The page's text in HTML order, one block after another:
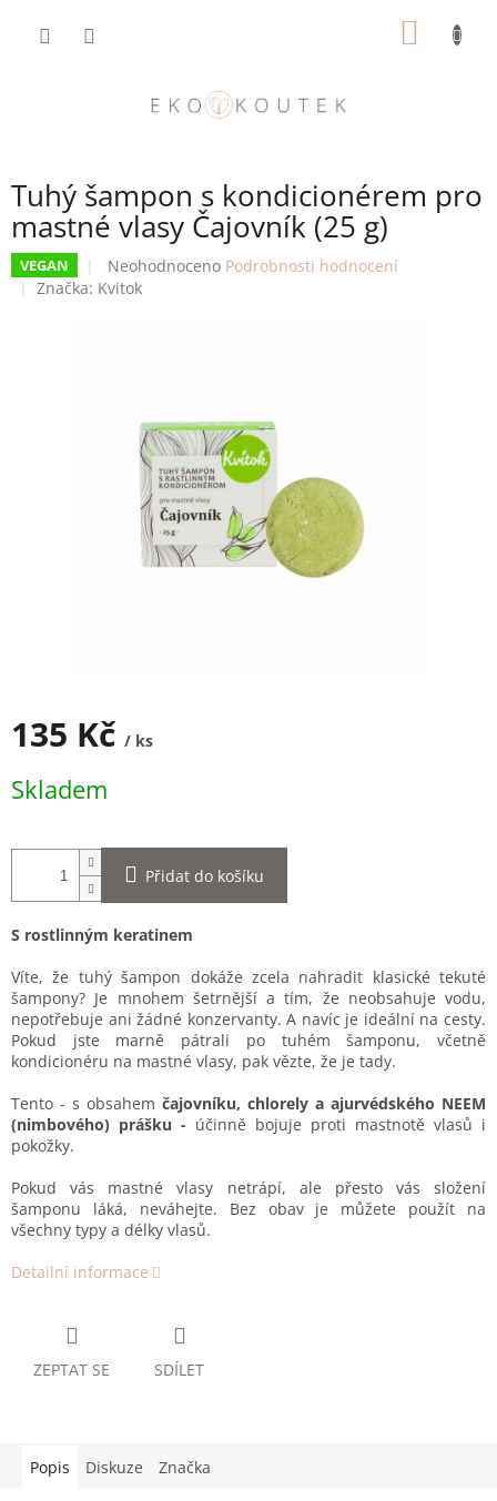
Tuhý šampon s kondicionérem pro
mastné vlasy Čajovník (25 g)
VEGAN
Průměrné
hodnocení
Neohodnoceno Podrobnosti hodnocení
Značka: Kvitok
135 Kč / ks
cena:
Skladem
Přidat do košíku
S rostlinným keratinem
Víte, že tuhý šampon dokáže zcela nahradit klasické tekuté
šampony? Je mnohem šetrnější a tím, že neobsahuje vodu,
nepotřebuje ani žádné konzervanty. A navíc je ideální na cesty.
Pokud jste marně pátrali po tuhém šamponu, včetně
kondicionéru na mastné vlasy, pak vězte, že je tady.
Tento - s obsahem čajovníku, chlorely a ajurvédského NEEM
(nimbového) prášku - účinně bojuje proti mastnotě vlasů i
pokožky.
Pokud vás mastné vlasy netrápí, ale přesto vás složení
šamponu láká, neváhejte. Bez obav je můžete použít na
všechny typy a délky vlasů.
Detailní informace
ZEPTAT SE SDÍLET
Popis Diskuze Značka